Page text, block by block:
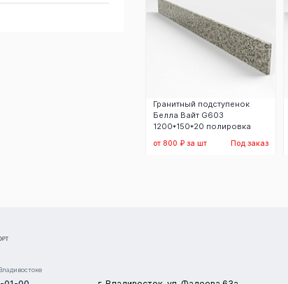
Гранитный подступенок
Белла Вайт G603
1200*150*20 полировка
от 800 ₽ за шт Под заказ